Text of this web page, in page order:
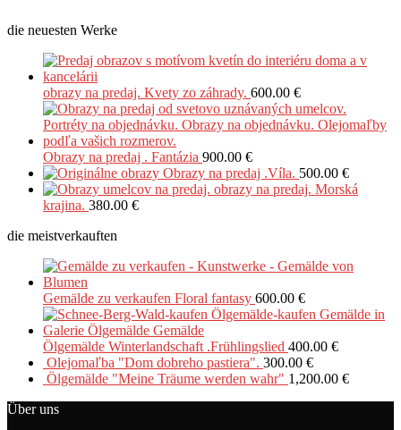
die neuesten Werke
obrazy na predaj. Kvety zo záhrady. 600.00 €
Obrazy na predaj . Fantázia 900.00 €
Obrazy na predaj .Víla. 500.00 €
obrazy na predaj. Morská
krajina. 380.00 €
die meistverkauften
Gemälde zu verkaufen Floral fantasy 600.00 €
Ölgemälde Winterlandschaft .Frühlingslied 400.00 €
Olejomaľba "Dom dobreho pastiera". 300.00 €
Ölgemälde "Meine Träume werden wahr" 1,200.00 €
Über uns